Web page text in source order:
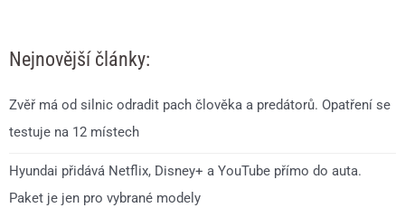
Nejnovější články:
Zvěř má od silnic odradit pach člověka a predátorů. Opatření se
testuje na 12 místech
Hyundai přidává Netflix, Disney+ a YouTube přímo do auta.
Paket je jen pro vybrané modely